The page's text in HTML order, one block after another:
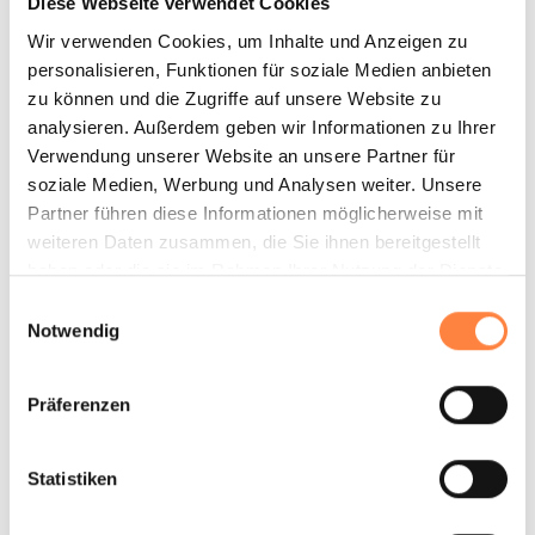
Wir verwenden Cookies, um Inhalte und Anzeigen zu
personalisieren, Funktionen für soziale Medien anbieten
zu können und die Zugriffe auf unsere Website zu
analysieren. Außerdem geben wir Informationen zu Ihrer
Verwendung unserer Website an unsere Partner für
soziale Medien, Werbung und Analysen weiter. Unsere
Partner führen diese Informationen möglicherweise mit
weiteren Daten zusammen, die Sie ihnen bereitgestellt
haben oder die sie im Rahmen Ihrer Nutzung der Dienste
Notwendig
Präferenzen
Statistiken
Magnetgekuppelte Kreiselpumpen CTM
sind Blockpumpen aus Kunststoff ohne
Anwendungen mit hochaggressiven Medien, bei denen
eine absolute Leckagesicherheit gefordert ist — etwa